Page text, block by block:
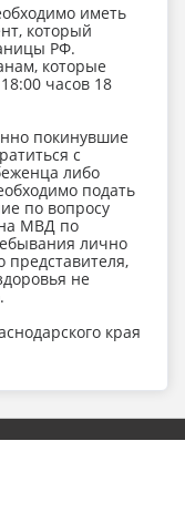
иметь
который
РФ.
которые
часов 18
покинувшие
с
либо
подать
по вопросу
МВД по
лично
представителя,
не
края